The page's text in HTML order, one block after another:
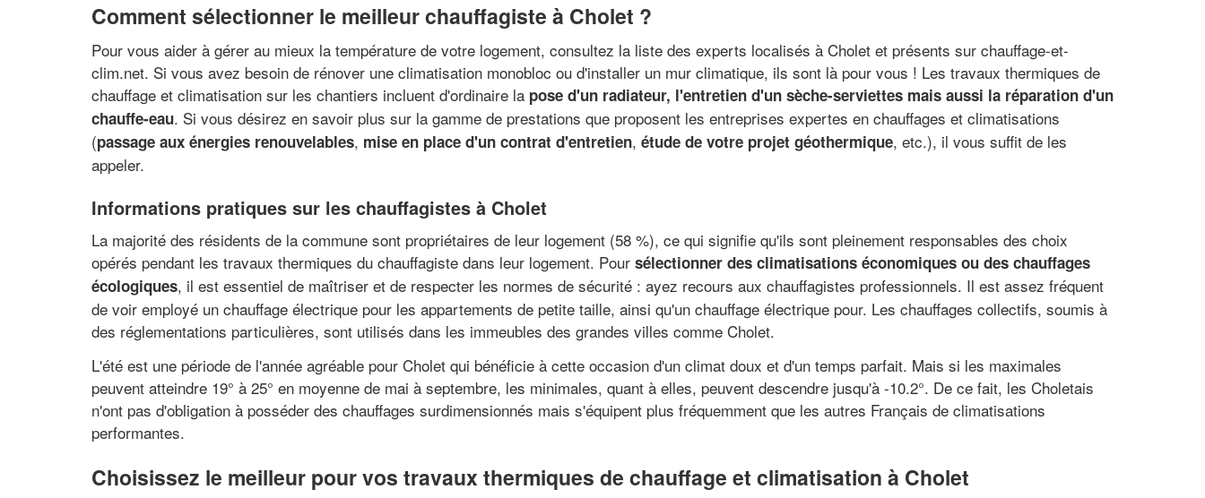
Comment sélectionner le meilleur chauffagiste à Cholet ?
Pour vous aider à gérer au mieux la température de votre logement, consultez la liste des experts localisés à Cholet et présents sur chauffage-et-
clim.net. Si vous avez besoin de rénover une climatisation monobloc ou d'installer un mur climatique, ils sont là pour vous ! Les travaux thermiques de
chauffage et climatisation sur les chantiers incluent d'ordinaire la pose d'un radiateur, l'entretien d'un sèche-serviettes mais aussi la réparation d'un
chauffe-eau. Si vous désirez en savoir plus sur la gamme de prestations que proposent les entreprises expertes en chauffages et climatisations
(passage aux énergies renouvelables, mise en place d'un contrat d'entretien, étude de votre projet géothermique, etc.), il vous suffit de les
appeler.
Informations pratiques sur les chauffagistes à Cholet
La majorité des résidents de la commune sont propriétaires de leur logement (58 %), ce qui signifie qu'ils sont pleinement responsables des choix
opérés pendant les travaux thermiques du chauffagiste dans leur logement. Pour sélectionner des climatisations économiques ou des chauffages
écologiques, il est essentiel de maîtriser et de respecter les normes de sécurité : ayez recours aux chauffagistes professionnels. Il est assez fréquent
de voir employé un chauffage électrique pour les appartements de petite taille, ainsi qu'un chauffage électrique pour. Les chauffages collectifs, soumis à
des réglementations particulières, sont utilisés dans les immeubles des grandes villes comme Cholet.
L'été est une période de l'année agréable pour Cholet qui bénéficie à cette occasion d'un climat doux et d'un temps parfait. Mais si les maximales
peuvent atteindre 19° à 25° en moyenne de mai à septembre, les minimales, quant à elles, peuvent descendre jusqu'à -10.2°. De ce fait, les Choletais
n'ont pas d'obligation à posséder des chauffages surdimensionnés mais s'équipent plus fréquemment que les autres Français de climatisations
performantes.
Choisissez le meilleur pour vos travaux thermiques de chauffage et climatisation à Cholet